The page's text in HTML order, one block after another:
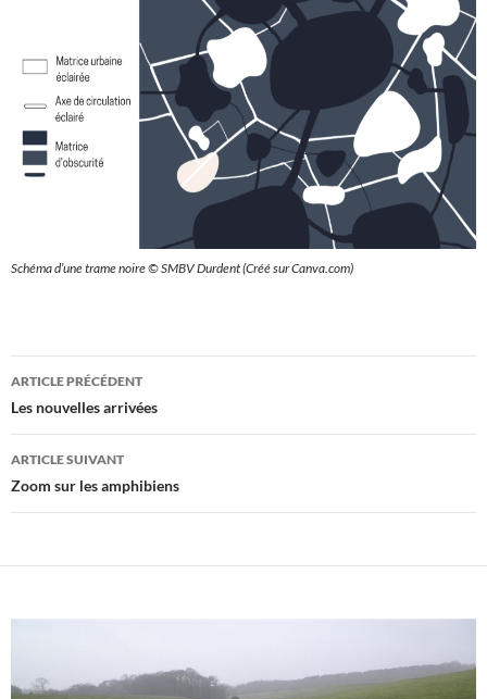
Schéma d’une trame noire © SMBV Durdent (Créé sur Canva.com)
Navigation
des
articles
ARTICLE PRÉCÉDENT
Les nouvelles arrivées
ARTICLE SUIVANT
Zoom sur les amphibiens